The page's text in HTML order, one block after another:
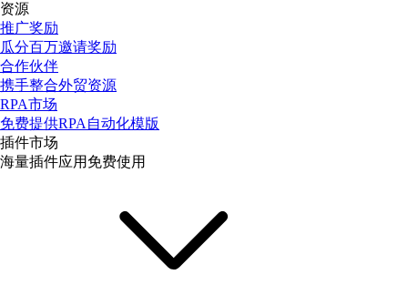
资源
推广奖励
瓜分百万邀请奖励
合作伙伴
携手整合外贸资源
RPA市场
免费提供RPA自动化模版
插件市场
海量插件应用免费使用